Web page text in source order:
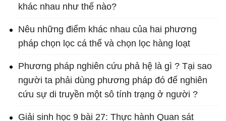
khác nhau như thế nào?
Nêu những điểm khác nhau của hai phương
pháp chọn lọc cá thể và chọn lọc hàng loạt
Phương pháp nghiên cứu phả hệ là gì ? Tại sao
người ta phải dùng phương pháp đó đế nghiên
cứu sự di truyền một sô tính trạng ở người ?
Giải sinh học 9 bài 27: Thực hành Quan sát